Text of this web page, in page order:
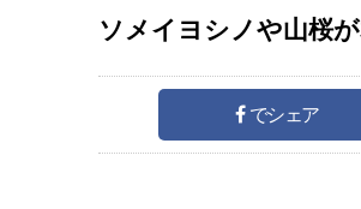
ソメイヨシノや山桜
でシェア